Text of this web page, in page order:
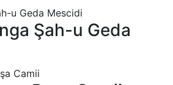
Şah-u Geda